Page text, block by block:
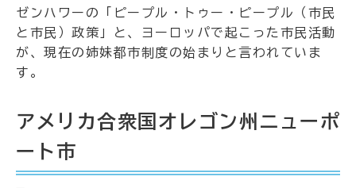
ゼンハワーの「ピープル・トゥー・ピープル（市民
と市民）政策」と、ヨーロッパで起こった市民活動
が、現在の姉妹都市制度の始まりと言われていま
す。
アメリカ合衆国オレゴン州ニューポ
ート市